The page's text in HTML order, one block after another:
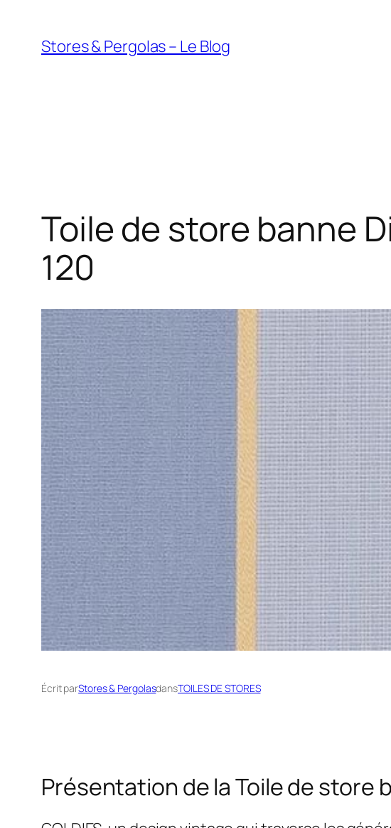
contenu
Stores & Pergolas – Le Blog
Toile de store banne
120
Écrit parStores & PergolasdansTOILES DE STORES
Présentation de la Toile de store